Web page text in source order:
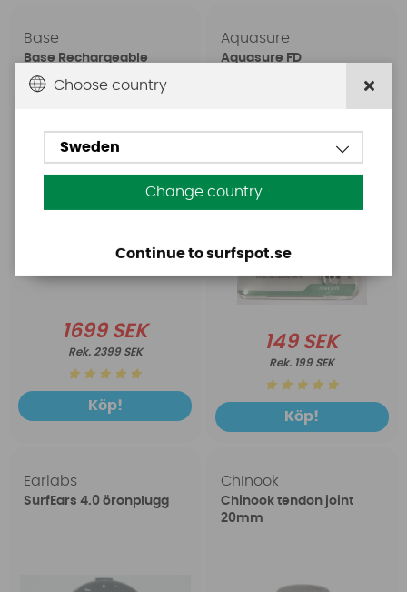
Base
Base Rechargeable
SUP Pump
1699 SEK
2399 SEK
Köp!
Aquasure
Aquasure FD
149 SEK
199 SEK
Köp!
Earlabs
SurfEars 4.0 öronplugg
Chinook
Chinook tendon joint
20mm
Choose country
Sweden
Change country
Continue to surfspot.se